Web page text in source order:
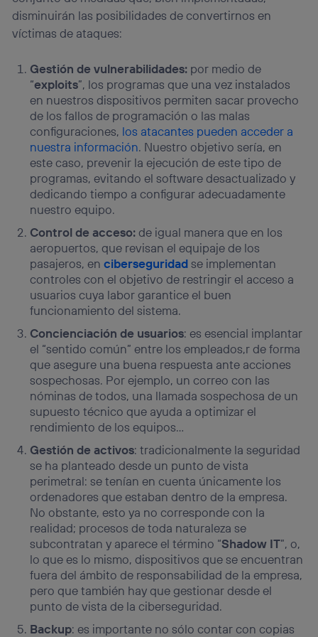
disminuirán las posibilidades de convertirnos en
víctimas de ataques:
Gestión de vulnerabilidades: por medio de
“exploits”, los programas que una vez instalados
en nuestros dispositivos permiten sacar provecho
de los fallos de programación o las malas
configuraciones, los atacantes pueden acceder a
nuestra información. Nuestro objetivo sería, en
este caso, prevenir la ejecución de este tipo de
programas, evitando el software desactualizado y
dedicando tiempo a configurar adecuadamente
nuestro equipo.
Control de acceso:de igual manera que en los
aeropuertos, que revisan el equipaje de los
pasajeros, enciberseguridadse implementan
controles con el objetivo de restringir el acceso a
usuarios cuya labor garantice el buen
funcionamiento del sistema.
Concienciación de usuarios: es esencial implantar
el “sentido común” entre los empleados,r de forma
que asegure una buena respuesta ante acciones
sospechosas. Por ejemplo, un correo con las
nóminas de todos, una llamada sospechosa de un
supuesto técnico que ayuda a optimizar el
rendimiento de los equipos…
Gestión de activos: tradicionalmente la seguridad
se ha planteado desde un punto de vista
perimetral: se tenían en cuenta únicamente los
ordenadores que estaban dentro de la empresa.
No obstante, esto ya no corresponde con la
realidad; procesos de toda naturaleza se
subcontratan y aparece el término “Shadow IT”, o,
lo que es lo mismo, dispositivos que se encuentran
fuera del ámbito de responsabilidad de la empresa,
pero que también hay que gestionar desde el
punto de vista de la ciberseguridad.
Backup: es importante no sólo contar con copias